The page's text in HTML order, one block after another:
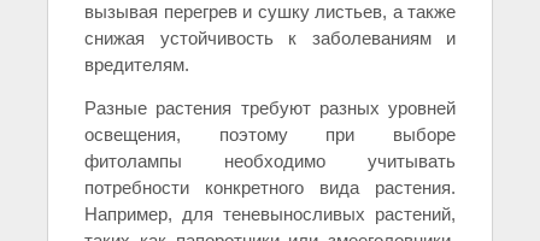
вызывая перегрев и сушку листьев, а также
снижая устойчивость к заболеваниям и
вредителям.
Разные растения требуют разных уровней
освещения, поэтому при выборе
фитолампы необходимо учитывать
потребности конкретного вида растения.
Например, для теневыносливых растений,